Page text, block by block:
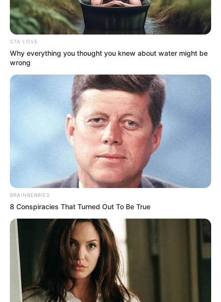
CTA LOVE
Why everything you thought you knew about water might be
wrong
BRAINBERRIES
8 Conspiracies That Turned Out To Be True